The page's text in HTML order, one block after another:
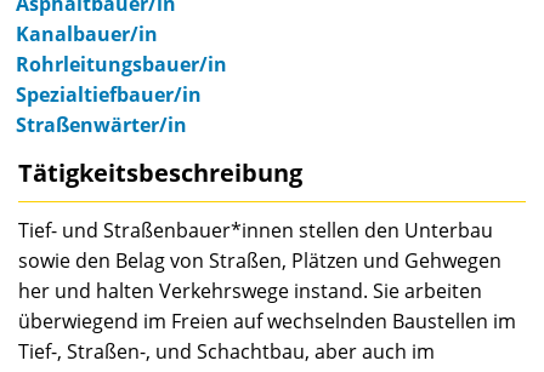
Kanalbauer/in
Rohrleitungsbauer/in
Spezialtiefbauer/in
Straßenwärter/in
Tätigkeitsbeschreibung
Tief- und Straßenbauer*innen stellen den Unterbau
sowie den Belag von Straßen, Plätzen und Gehwegen
her und halten Verkehrswege instand. Sie arbeiten
überwiegend im Freien auf wechselnden Baustellen im
Tief-, Straßen-, und Schachtbau, aber auch im